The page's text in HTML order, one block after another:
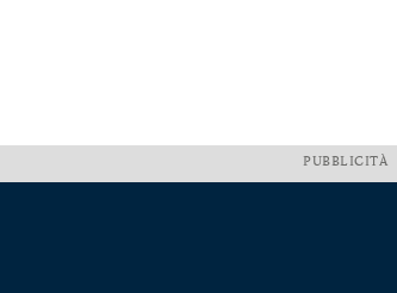
PUBBLICITÀ